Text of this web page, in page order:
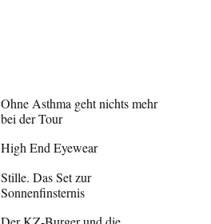
Ohne Asthma geht nichts mehr
bei der Tour
High End Eyewear
Stille. Das Set zur
Sonnenfinsternis